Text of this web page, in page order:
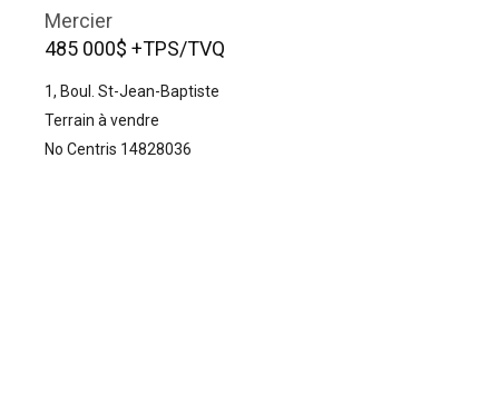
Mercier
485 000$ +TPS/TVQ
1, Boul. St-Jean-Baptiste
Terrain à vendre
No Centris 14828036